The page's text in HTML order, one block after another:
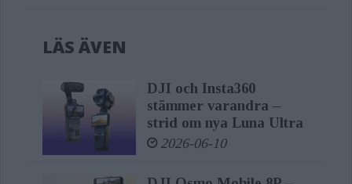
formfaktorn hos Osmo Mobile 6. Med
kan innehållsskapare enkelt spåra
motiv, justera ljusstyrka och
färgtemperatur samt ansluta en
extern mikrofon för optimal
LÄS ÄVEN
DJI och Insta360
stämmer varandra –
strid om nya Luna Ultra
2026-06-10